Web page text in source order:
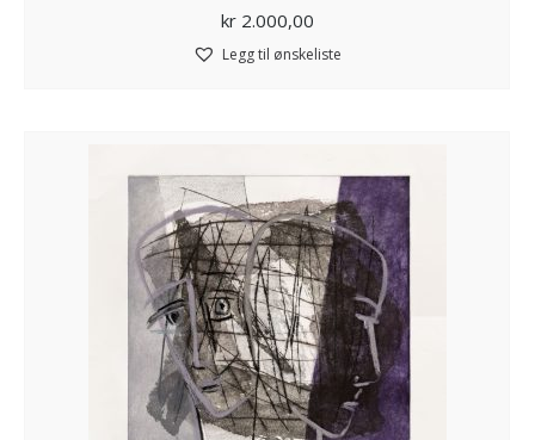
kr2.000,00
Legg til ønskeliste